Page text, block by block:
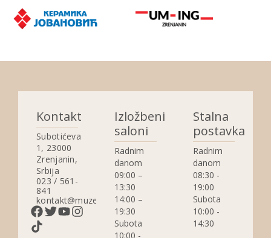
Kontakt
Subotićeva
1, 23000
Zrenjanin,
Srbija
023 / 561-
841
kontakt@muzejzrenjanin.org.rs
Izložbeni
saloni
Radnim
danom
09:00 –
13:30
14:00 –
19:30
Subota
10:00 -
Stalna
postavka
Radnim
danom
08:30 -
19:00
Subota
10:00 -
14:30